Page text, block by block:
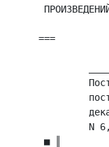
===
N
■ ║